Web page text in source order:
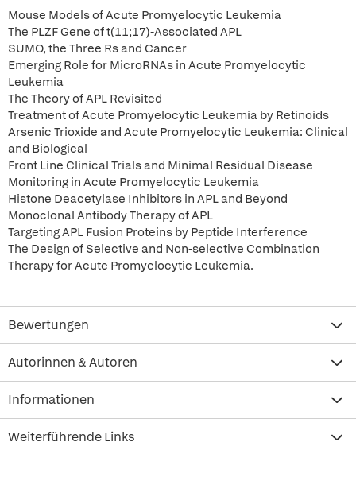
Mouse Models of Acute Promyelocytic Leukemia
The PLZF Gene of t(11;17)-Associated APL
SUMO, the Three Rs and Cancer
Emerging Role for MicroRNAs in Acute Promyelocytic
Leukemia
The Theory of APL Revisited
Treatment of Acute Promyelocytic Leukemia by Retinoids
Arsenic Trioxide and Acute Promyelocytic Leukemia: Clinical
and Biological
Front Line Clinical Trials and Minimal Residual Disease
Monitoring in Acute Promyelocytic Leukemia
Histone Deacetylase Inhibitors in APL and Beyond
Monoclonal Antibody Therapy of APL
Targeting APL Fusion Proteins by Peptide Interference
The Design of Selective and Non-selective Combination
Therapy for Acute Promyelocytic Leukemia.
Bewertungen
Autorinnen & Autoren
Informationen
Weiterführende Links